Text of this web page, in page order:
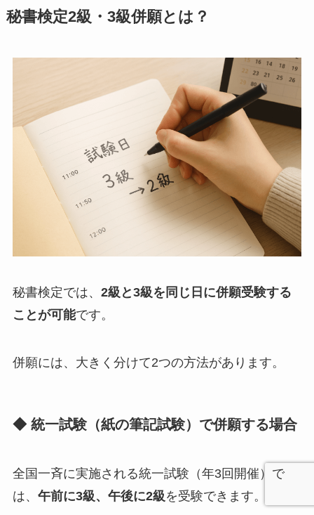
秘書検定2級・3級併願とは？
秘書検定では、 2級と3級を同じ日に併願受験する
ことが可能です。
併願には、大きく分けて2つの方法があります。
◆ 統一試験（紙の筆記試験）で併願する場合
全国一斉に実施される統一試験（年3回開催）で
は、 午前に3級、午後に2級 を受験できます。